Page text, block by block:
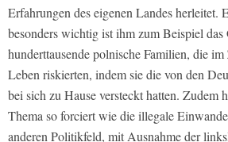
Erfahrungen des eigenen Landes herleitet.
besonders wichtig ist ihm zum Beispiel das
hunderttausende polnische Familien, die
Leben riskierten, indem sie die von den
bei sich zu Hause versteckt hatten. Zudem
Thema so forciert wie die illegale
anderen Politikfeld, mit Ausnahme der